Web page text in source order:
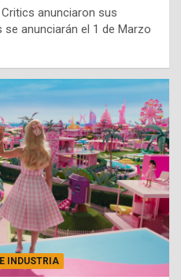
anunciaron sus
anunciarán el 1 de Marzo
INDUSTRIA